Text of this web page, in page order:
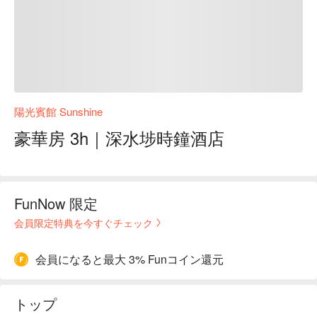
陽光賓館 Sunshine
豪華房 3h｜深水埗時鐘酒店
FunNow 限定
会員限定特典を今すぐチェック
会員になると最大 3% Funコイン還元
トップ